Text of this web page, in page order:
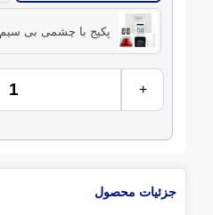
پکیج با چشمی بی سیم
+
جزئیات محصول